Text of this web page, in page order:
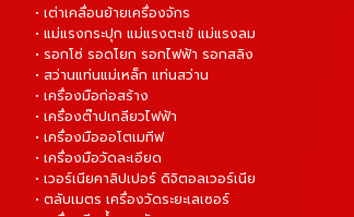
• เต่าเคลื่อนย้ายเครื่องจักร
• แม่แรงกระปุก แม่แรงตะเข้ แม่แรงลม
• รอกโซ่ รอดโยก รอกไฟฟ้า รอกสลิง
• สว่านแท่นแม่เหล็ก แท่นสว่าน
• เครื่องมือก่อสร้าง
• เครื่องต๊าปเกลียวไฟฟ้า
• เครื่องมือออโตเมทีฟ
• เครื่องมือวัดละเอียด
• เวอร์เนียคาลิปเปอร์ ดิจิตอลเวอร์เนีย
• ตลับเมตร เครื่องวัดระยะเลเซอร์